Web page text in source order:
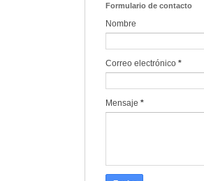
Formulario de contacto
Nombre
Correo electrónico *
Mensaje *